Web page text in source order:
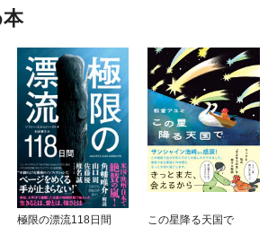
極限の漂流118日間 この星降る天国で